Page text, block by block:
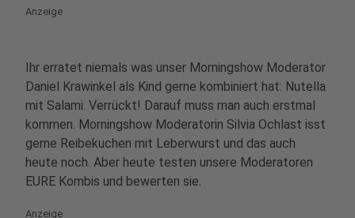
Anzeige
Ihr erratet niemals was unser Morningshow Moderator
Daniel Krawinkel als Kind gerne kombiniert hat: Nutella
mit Salami. Verrückt! Darauf muss man auch erstmal
kommen. Morningshow Moderatorin Silvia Ochlast isst
gerne Reibekuchen mit Leberwurst und das auch
heute noch. Aber heute testen unsere Moderatoren
EURE Kombis und bewerten sie.
Anzeige